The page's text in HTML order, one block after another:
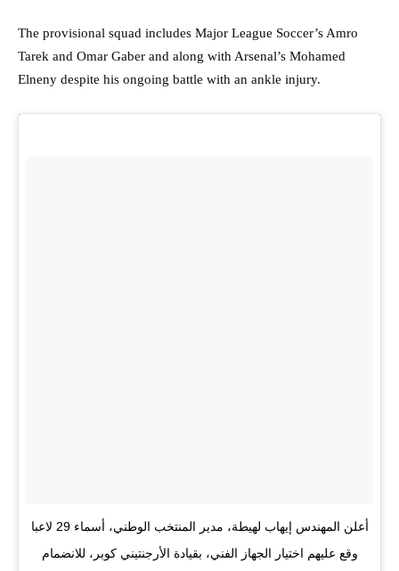
The provisional squad includes Major League Soccer’s Amro
Tarek and Omar Gaber and along with Arsenal’s Mohamed
Elneny despite his ongoing battle with an ankle injury.
أعلن المهندس إيهاب لهيطة، مدير المنتخب الوطني، أسماء 29 لاعبا
وقع عليهم اختيار الجهاز الفني، بقيادة الأرجنتيني كوبر، للانضمام